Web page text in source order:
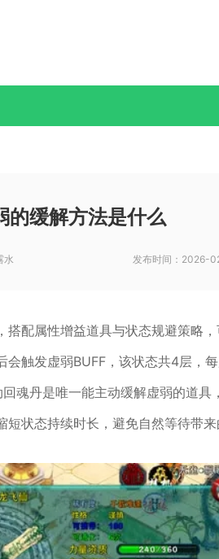
的缓解方法是什么
水 发布时间： 2026-
配属性增益道具与状态规避策略
触发虚弱BUFF，该状态共4层，
魂丹是唯一能主动缓解虚弱的道具
状态持续时长，避免自然等待带来